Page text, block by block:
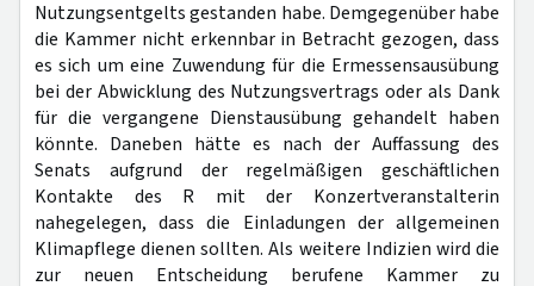
Nutzungsentgelts gestanden habe. Demgegenüber habe
die Kammer nicht erkennbar in Betracht gezogen, dass
es sich um eine Zuwendung für die Ermessensausübung
bei der Abwicklung des Nutzungsvertrags oder als Dank
für die vergangene Dienstausübung gehandelt haben
könnte. Daneben hätte es nach der Auffassung des
Senats aufgrund der regelmäßigen geschäftlichen
Kontakte des R mit der Konzertveranstalterin
nahegelegen, dass die Einladungen der allgemeinen
Klimapflege dienen sollten. Als weitere Indizien wird die
zur neuen Entscheidung berufene Kammer zu